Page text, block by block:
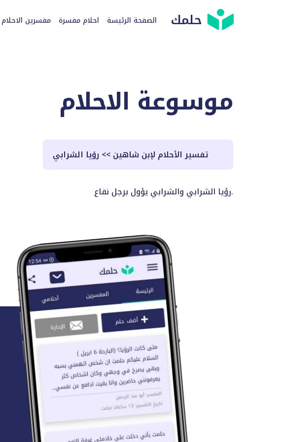
حلمك الصفحة الرئيسة احلام مفسرة مفسرين الاحلام
موسوعة الاحلام
تفسير الأحلام لإبن شاهين>> رؤيا الشرابي
رؤيا الشرابي والشرابي يؤول برجل نفاع.